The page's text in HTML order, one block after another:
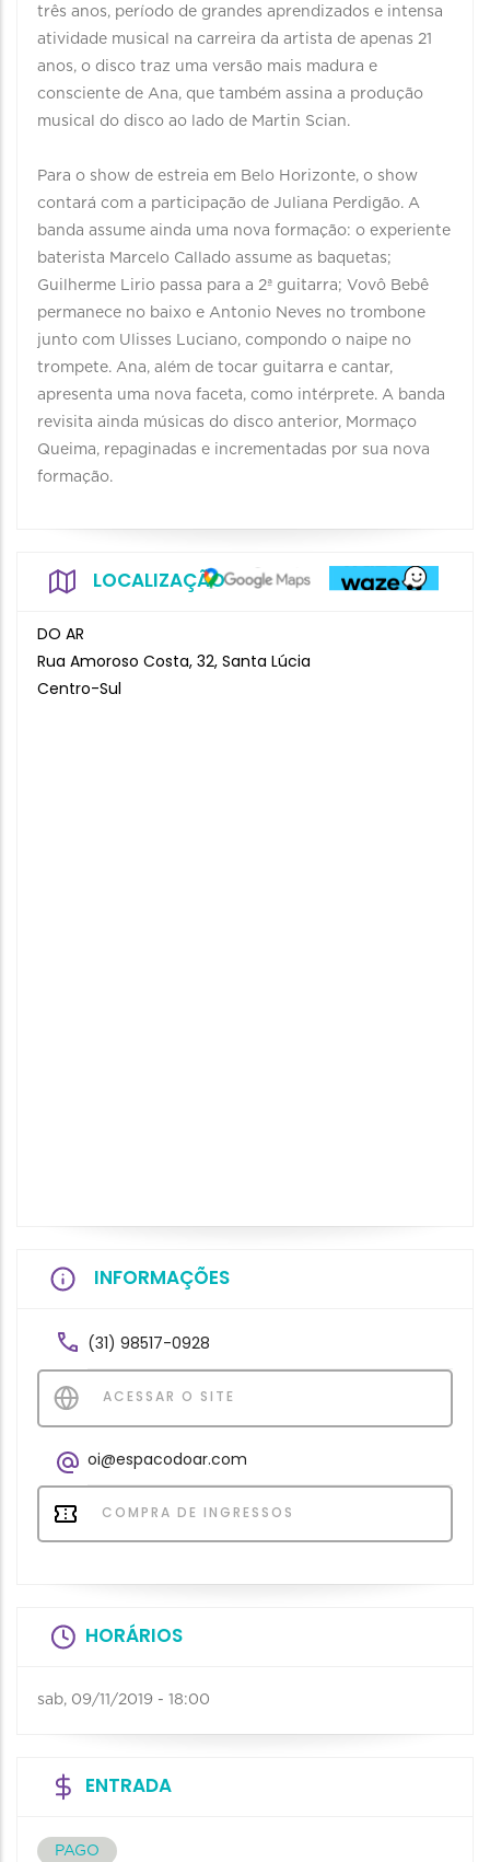
três anos, período de grandes aprendizados e intensa
atividade musical na carreira da artista de apenas 21
anos, o disco traz uma versão mais madura e
consciente de Ana, que também assina a produção
musical do disco ao lado de Martin Scian.
Para o show de estreia em Belo Horizonte, o show
contará com a participação de Juliana Perdigão. A
banda assume ainda uma nova formação: o experiente
baterista Marcelo Callado assume as baquetas;
Guilherme Lirio passa para a 2ª guitarra; Vovô Bebê
permanece no baixo e Antonio Neves no trombone
junto com Ulisses Luciano, compondo o naipe no
trompete. Ana, além de tocar guitarra e cantar,
apresenta uma nova faceta, como intérprete. A banda
revisita ainda músicas do disco anterior, Mormaço
Queima, repaginadas e incrementadas por sua nova
formação.
LOCALIZAÇÃO
DO AR
Rua Amoroso Costa, 32, Santa Lúcia
Centro-Sul
INFORMAÇÕES
(31) 98517-0928
ACESSAR O SITE
oi@espacodoar.com
COMPRA DE INGRESSOS
HORÁRIOS
sab, 09/11/2019 - 18:00
ENTRADA
PAGO